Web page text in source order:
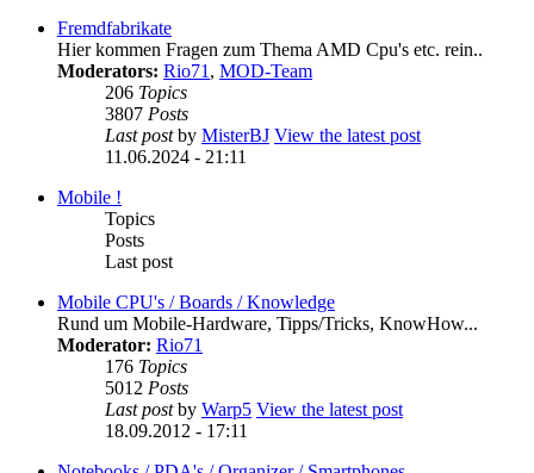
Fremdfabrikate
Hier kommen Fragen zum Thema AMD Cpu's etc. rein..
Moderators: Rio71, MOD-Team
206 Topics
3807 Posts
Last postby MisterBJ View the latest post
11.06.2024 - 21:11
Mobile !
Topics
Posts
Last post
Mobile CPU's / Boards / Knowledge
Rund um Mobile-Hardware, Tipps/Tricks, KnowHow...
Moderator: Rio71
176 Topics
5012 Posts
Last postby Warp5 View the latest post
18.09.2012 - 17:11